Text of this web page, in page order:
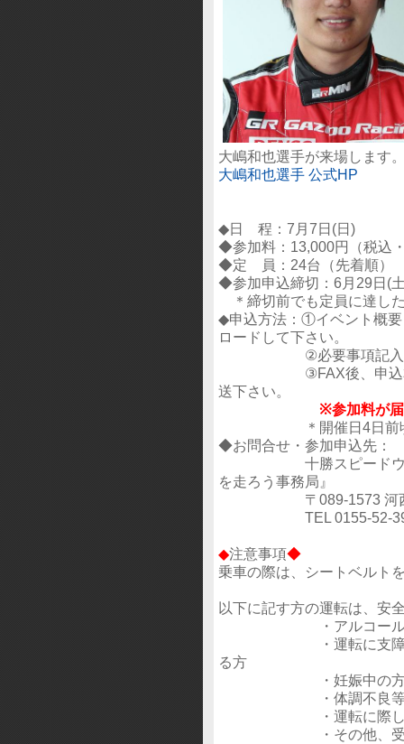
大嶋和也選手が来場します
大嶋和也選手 公式HP
◆日 程：7月7日(日)
◆参加料：13,000円（税込
◆定 員：24台（先着順）
◆参加申込締切：6月29日(
＊締切前でも定員に達し
◆申込方法：①イベント概要
ロードして下さい。
②必要事項記入の上
③FAX後、申込本書に
送下さい。
※参加料が
＊開催日4日前頃迄に
◆お問合せ・参加申込先：
十勝スピードウェイ
を走ろう事務局』
〒089-1573 河西郡
TEL 0155-52-3910
◆注意事項◆
乗車の際は、シートベルト
以下に記す方の運転は、安
・アルコールを飲
・運転に支障を及ぼ
る方
・妊娠中の
・体調不良等、参加
・運転に際し、補
・その他、受付にて